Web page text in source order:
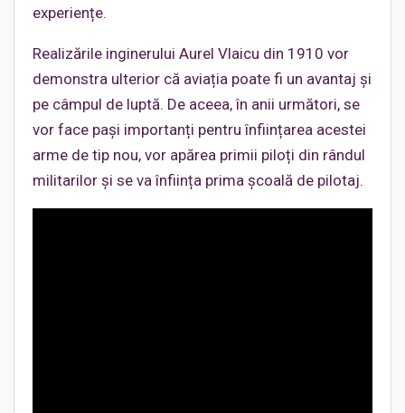
experiențe.
Realizările inginerului Aurel Vlaicu din 1910 vor
demonstra ulterior că aviația poate fi un avantaj și
pe câmpul de luptă. De aceea, în anii următori, se
vor face pași importanți pentru înființarea acestei
arme de tip nou, vor apărea primii piloți din rândul
militarilor și se va înființa prima școală de pilotaj.